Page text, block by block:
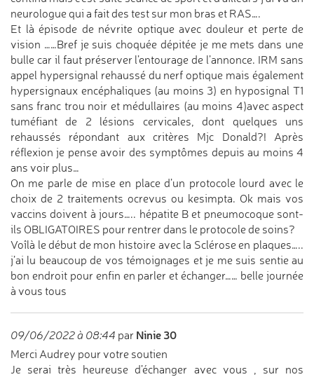
neurologue qui a fait des test sur mon bras et RAS….
Et là épisode de névrite optique avec douleur et perte de
vision ……Bref je suis choquée dépitée je me mets dans une
bulle car il faut préserver l’entourage de l’annonce. IRM sans
appel hypersignal rehaussé du nerf optique mais également
hypersignaux encéphaliques (au moins 3) en hyposignal T1
sans franc trou noir et médullaires (au moins 4)avec aspect
tuméfiant de 2 lésions cervicales, dont quelques uns
rehaussés répondant aux critères Mjc Donald?! Après
réflexion je pense avoir des symptômes depuis au moins 4
ans voir plus…
On me parle de mise en place d’un protocole lourd avec le
choix de 2 traitements ocrevus ou kesimpta. Ok mais vos
vaccins doivent à jours….. hépatite B et pneumocoque sont-
ils OBLIGATOIRES pour rentrer dans le protocole de soins?
Voîlà le début de mon histoire avec la Sclérose en plaques…..
j’ai lu beaucoup de vos témoignages et je me suis sentie au
bon endroit pour enfin en parler et échanger…… belle journée
à vous tous
09/06/2022 à 08:44 par Ninie 30
Merci Audrey pour votre soutien
Je serai très heureuse d’échanger avec vous , sur nos